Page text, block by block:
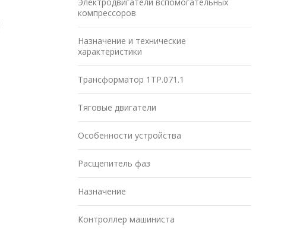
компрессоров
Назначение и технические
характеристики
Трансформатор 1ТР.071.1
Тяговые двигатели
Особенности устройства
Расщепитель фаз
Назначение
Контроллер машиниста